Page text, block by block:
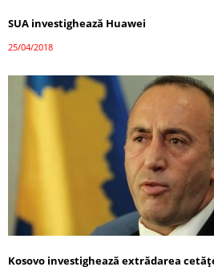
SUA investighează Huawei
25/04/2018
Kosovo investighează extrădarea